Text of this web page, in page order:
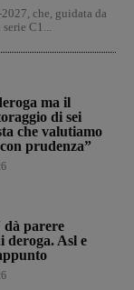
che, guidata da
C1...
ma il
di sei
che valutiamo
prudenza”
dà parere
deroga. Asl e